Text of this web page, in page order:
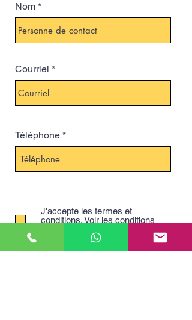
Nom
Courriel
Téléphone
J'accepte les termes et
conditions.Voir les conditions